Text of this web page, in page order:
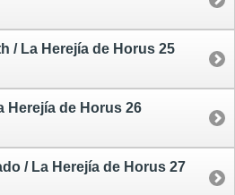
/ La Herejía de Horus 25
Herejía de Horus 26
/ La Herejía de Horus 27